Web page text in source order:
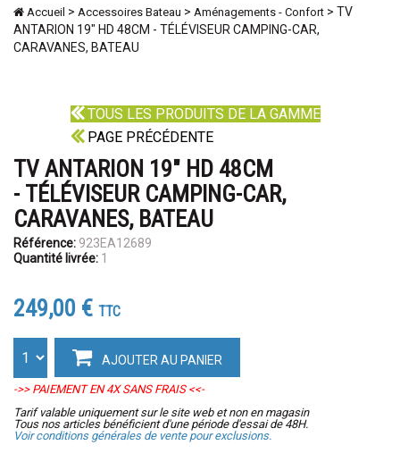
Accueil > Accessoires Bateau > Aménagements - Confort > TV
ANTARION 19" HD 48CM - TÉLÉVISEUR CAMPING-CAR,
CARAVANES, BATEAU
TOUS LES PRODUITS DE LA GAMME
PAGE PRÉCÉDENTE
TV ANTARION 19" HD 48CM
- TÉLÉVISEUR CAMPING-CAR,
CARAVANES, BATEAU
Référence: 923EA12689
Quantité livrée: 1
249,00 € TTC
AJOUTER AU PANIER
->> PAIEMENT EN 4X SANS FRAIS <<-
Tarif valable uniquement sur le site web et non en magasin
Tous nos articles bénéficient d'une période d'essai de 48H.
Voir conditions générales de vente pour exclusions.